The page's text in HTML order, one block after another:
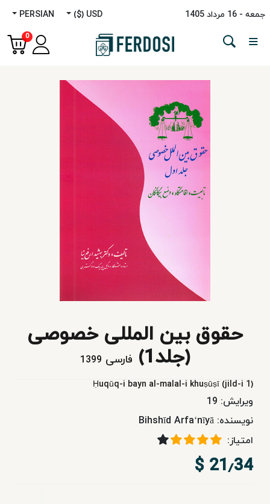
جمعه - 16 مرداد 1405 USD ($)
PERSIAN
0
Menu
کتاب‌های
نشر
فردوسی
سرویس‌های
اشتراکی
حقوق بین المللی خصوصی
(جلد1)
فارسی 1399
Ḥuqūq-i bayn al-malal-i khuṣūṣī (jild-i 1)
ویرایش: 19
نویسنده: Bihshīd Arfaʻnīyā
امتیاز:
21٫34 $